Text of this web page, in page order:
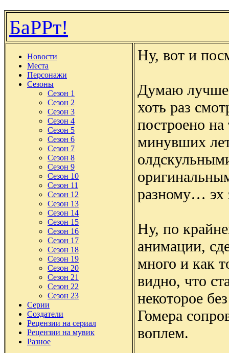
БаРРт!
Новости
Места
Персонажи
Сезоны
Сезон 1
Сезон 2
Сезон 3
Сезон 4
Сезон 5
Сезон 6
Сезон 7
Сезон 8
Сезон 9
Сезон 10
Сезон 11
Сезон 12
Сезон 13
Сезон 14
Сезон 15
Сезон 16
Сезон 17
Сезон 18
Сезон 19
Сезон 20
Сезон 21
Сезон 22
Сезон 23
Серии
Создатели
Рецензии на сериал
Рецензии на мувик
Разное
Ну, вот и
Думаю лучше
хоть раз
построено на
минувших
разному… эх
Ну, по
анимации,
много и как
видно, что
некоторое
Гомера
воплем.